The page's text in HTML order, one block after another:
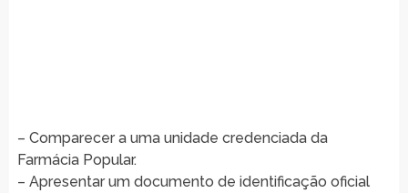
– Comparecer a uma unidade credenciada da
Farmácia Popular.
– Apresentar um documento de identificação oficial